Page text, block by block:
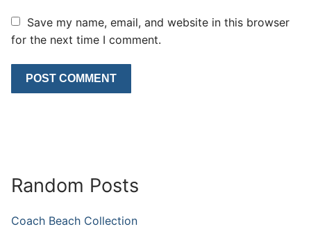
Save my name, email, and website in this browser
for the next time I comment.
Random Posts
Coach Beach Collection